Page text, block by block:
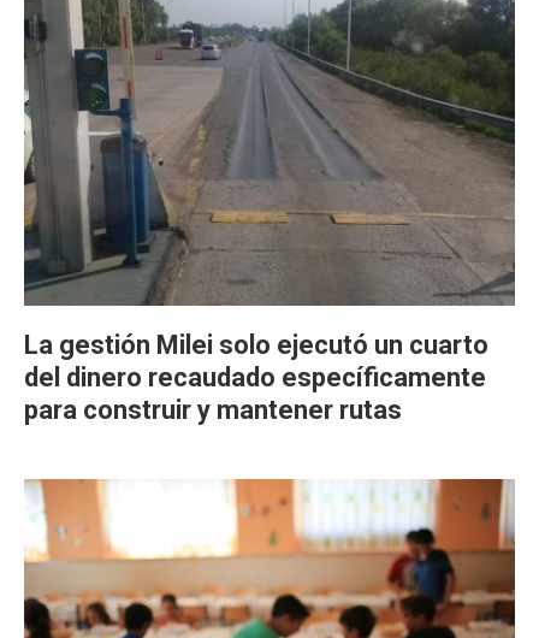
La gestión Milei solo ejecutó un cuarto
del dinero recaudado específicamente
para construir y mantener rutas